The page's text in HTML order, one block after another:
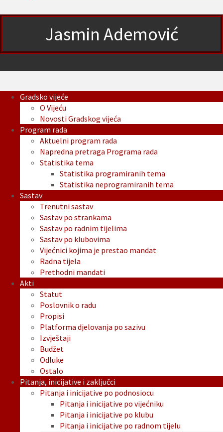
Jasmin Ademović
Gradsko vijeće
O Vijeću
Novosti Gradskog vijeća
Program rada
Aktuelni program rada
Napredna pretraga Programa rada
Statistika tema
Statistika programiranih tema
Statistika neprogramiranih tema
Sastav
Trenutni sastav
Sastav po strankama
Sastav po radnim tijelima
Sastav po klubovima
Vijećnici kojima je prestao mandat
Radna tijela
Prethodni mandati
Akti
Statut
Poslovnik o radu
Propisi
Platforma djelovanja po sazivu
Izvještaji
Budžet
Odluke
Ostalo
Pitanja, inicijative i zaključci
Pitanja i inicijative po podnosiocu
Pitanja i inicijative po vijećniku
Pitanja i inicijative po klubu
Pitanja i inicijative po radnom tijelu